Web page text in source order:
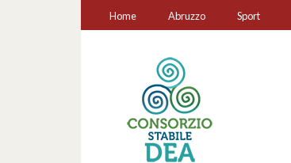
Home Abruzzo Sport